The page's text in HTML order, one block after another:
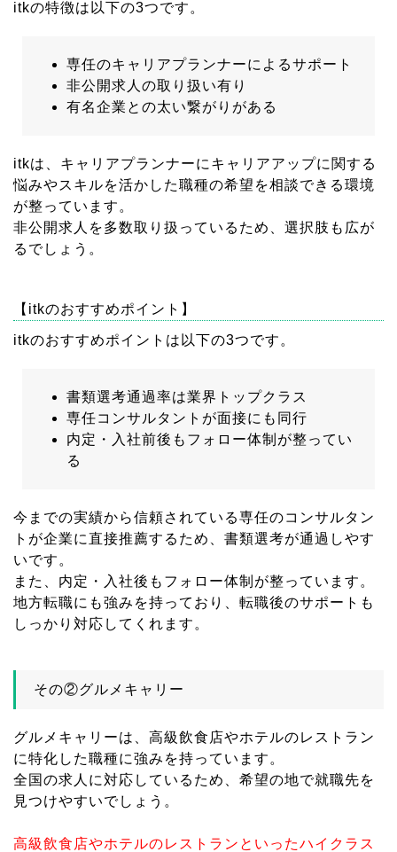
itkの特徴は以下の3つです。
専任のキャリアプランナーによるサポート
非公開求人の取り扱い有り
有名企業との太い繋がりがある
itkは、キャリアプランナーにキャリアアップに関する
悩みやスキルを活かした職種の希望を相談できる環境
が整っています。
非公開求人を多数取り扱っているため、選択肢も広が
るでしょう。
【itkのおすすめポイント】
itkのおすすめポイントは以下の3つです。
書類選考通過率は業界トップクラス
専任コンサルタントが面接にも同行
内定・入社前後もフォロー体制が整ってい
る
今までの実績から信頼されている専任のコンサルタン
トが企業に直接推薦するため、書類選考が通過しやす
いです。
また、内定・入社後もフォロー体制が整っています。
地方転職にも強みを持っており、転職後のサポートも
しっかり対応してくれます。
その②グルメキャリー
グルメキャリーは、高級飲食店やホテルのレストラン
に特化した職種に強みを持っています。
全国の求人に対応しているため、希望の地で就職先を
見つけやすいでしょう。
高級飲食店やホテルのレストランといったハイクラス